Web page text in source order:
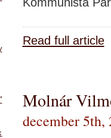
Read full article
Molnár
december 5th,